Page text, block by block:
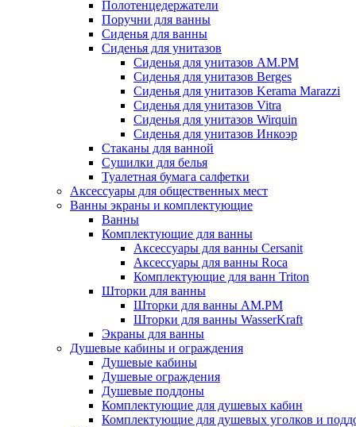
Полотенцедержатели
Поручни для ванны
Сиденья для ванны
Сиденья для унитазов
Сиденья для унитазов AM.PM
Сиденья для унитазов Berges
Сиденья для унитазов Kerama Marazzi
Сиденья для унитазов Vitra
Сиденья для унитазов Wirquin
Сиденья для унитазов Инкоэр
Стаканы для ванной
Сушилки для белья
Туалетная бумага салфетки
Аксессуары для общественных мест
Ванны экраны и комплектующие
Ванны
Комплектующие для ванны
Аксессуары для ванны Cersanit
Аксессуары для ванны Roca
Комплектующие для ванн Triton
Шторки для ванны
Шторки для ванны AM.PM
Шторки для ванны WasserKraft
Экраны для ванны
Душевые кабины и ограждения
Душевые кабины
Душевые ограждения
Душевые поддоны
Комплектующие для душевых кабин
Комплектующие для душевых уголков и